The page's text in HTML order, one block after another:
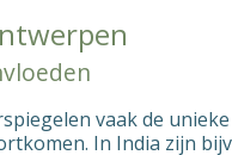
vaak de
In India zijn